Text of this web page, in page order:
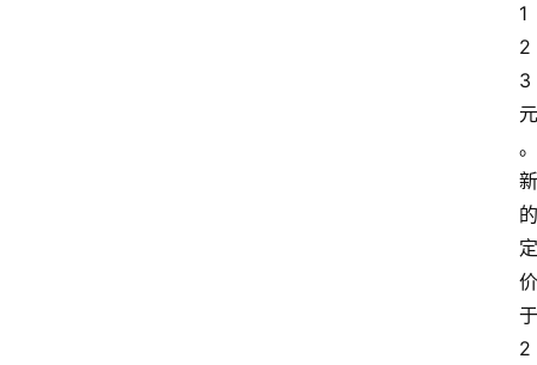
1
2
3
元
。
新
的
定
价
于
2